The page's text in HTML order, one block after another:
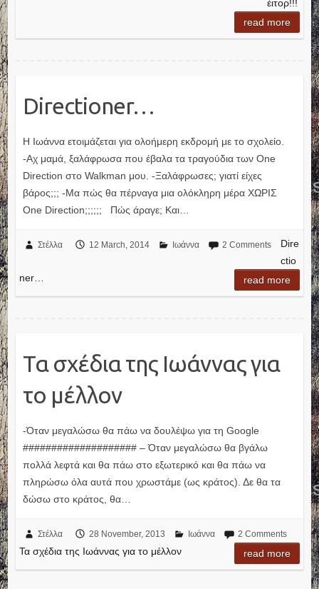
έιτορ!!!
read more
Directioner…
Η Ιωάννα ετοιμάζεται για ολοήμερη εκδρομή με το σχολείο.
-Αχ μαμά, ξαλάφρωσα που έβαλα τα τραγούδια των One
Direction στο Walkman μου. -Ξαλάφρωσες; γιατί είχες
βάρος;;; -Μα πώς θα πέρναγα μια ολόκληρη μέρα ΧΩΡΙΣ
One Direction;;;;;; Πώς άραγε; Και…
Στέλλα 12 March, 2014 Ιωάννα 2 Comments
Dire
ctio
ner…
read more
Τα σχέδια της Ιωάννας για
το μέλλον
-Όταν μεγαλώσω θα πάω να δουλέψω για τη Google
#################### – Όταν μεγαλώσω θα βγάλω
πολλά λεφτά και θα πάω στο εξωτερικό και θα πάω να
πληρώσω όλα αυτά που χρωστάμε (ως κράτος). Δε θα τα
δώσω στο κράτος, θα…
Στέλλα 28 November, 2013 Ιωάννα 2 Comments
Τα σχέδια της Ιωάννας για το μέλλον read more